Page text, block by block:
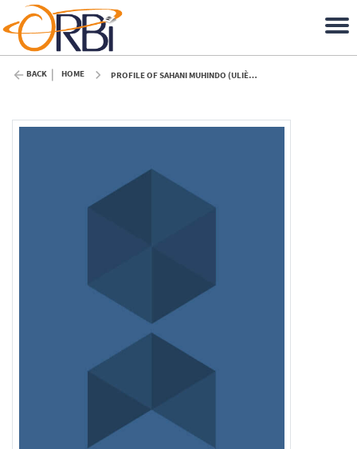
BACK HOME PROFILE OF SAHANI MUHINDO (ULIÈGE)